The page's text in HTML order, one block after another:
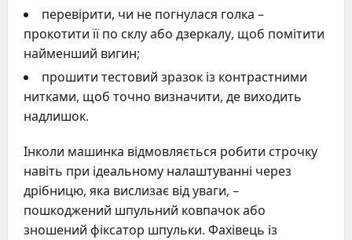
перевірити, чи не погнулася голка –
прокотити її по склу або дзеркалу, щоб помітити
найменший вигин;
прошити тестовий зразок із контрастними
нитками, щоб точно визначити, де виходить
надлишок.
Інколи машинка відмовляється робити строчку
навіть при ідеальному налаштуванні через
дрібницю, яка вислизає від уваги, –
пошкоджений шпульний ковпачок або
зношений фіксатор шпульки. Фахівець із